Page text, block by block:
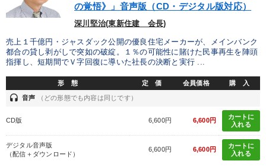
の覚悟》」音声版（CD・デジタル版対応）
深川堅治(東新住建 会長)
売上１千億円・ジャスダック公開の優良住宅メーカーが、メインバンク
都合の貸し剥がしで突如の破綻。１％の可能性に賭けた民事再生を陣頭
指揮し、短期間でＶ字回復に導いた社長の決断と実行 ...
形 態 定 価 会員価格 購 入
headset 音声 （どの形態でも内容は同じです）
CD版 6,600円 6,600円
カートに
入れる
デジタル音声版
（配信＋ダウンロード）
6,600円 6,600円
カートに
入れる